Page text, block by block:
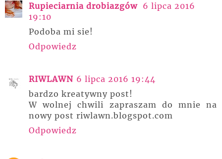
Rupieciarnia drobiazgów 6 lipca 2016
19:10
Podoba mi sie!
Odpowiedz
RIWLAWN 6 lipca 2016 19:44
bardzo kreatywny post!
W wolnej chwili zapraszam do mnie na
nowy post riwlawn.blogspot.com
Odpowiedz